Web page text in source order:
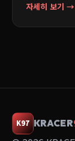
자세히 보기 →
K97 KRACER